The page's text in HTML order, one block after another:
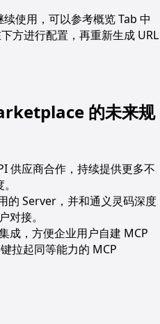
使用，可以参考概览 Tab 中
方进行配置，再重新生成 URL
的未来规
供应商合作，持续提供更多不
的 Server，并和通义灵码深度
对接。
成，方便企业用户自建 MCP
拉起同等能力的 MCP